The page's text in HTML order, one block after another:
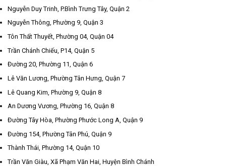
Nguyễn Duy Trinh, P.Bình Trưng Tây, Quận 2
Nguyễn Thông, Phường 9, Quận 3
Tôn Thất Thuyết, Phường 04, Quận 04
Trần Chánh Chiếu, P14, Quận 5
Đường 20, Phường 11, Quận 6
Lê Văn Lương, Phường Tân Hưng, Quận 7
Lê Quang Kim, Phường 9, Quận 8
An Dương Vương, Phường 16, Quận 8
Đường Tây Hòa, Phường Phước Long A, Quận 9
Đường 154, Phường Tân Phú, Quận 9
Thành Thái, Phường 14, Quận 10
Trần Văn Giàu, Xã Phạm Văn Hai, Huyện Bình Chánh